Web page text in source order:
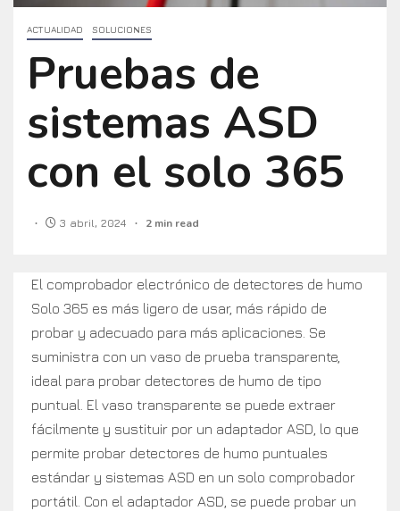
ACTUALIDAD SOLUCIONES
Pruebas de
sistemas ASD
con el solo 365
3 abril, 2024 2 min read
El comprobador electrónico de detectores de humo
Solo 365 es más ligero de usar, más rápido de
probar y adecuado para más aplicaciones. Se
suministra con un vaso de prueba transparente,
ideal para probar detectores de humo de tipo
puntual. El vaso transparente se puede extraer
fácilmente y sustituir por un adaptador ASD, lo que
permite probar detectores de humo puntuales
estándar y sistemas ASD en un solo comprobador
portátil. Con el adaptador ASD, se puede probar un